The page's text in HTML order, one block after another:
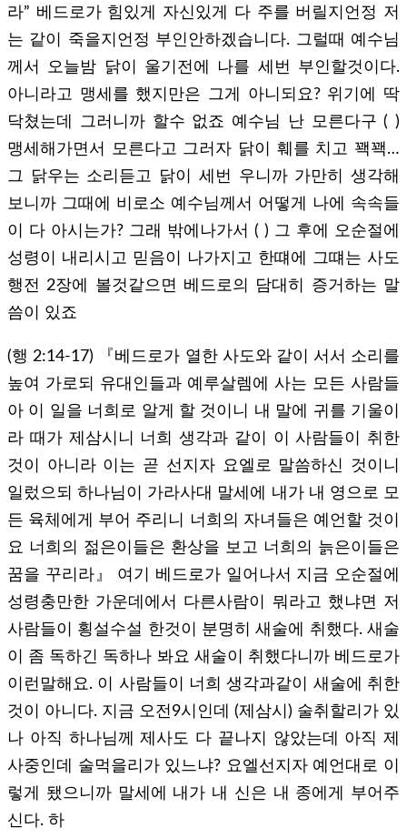
라” 베드로가 힘있게 자신있게 다 주를 버릴지언정 저
는 같이 죽을지언정 부인안하겠습니다. 그럴때 예수님
께서 오늘밤 닭이 울기전에 나를 세번 부인할것이다.
아니라고 맹세를 했지만은 그게 아니되요? 위기에 딱
닥쳤는데 그러니까 할수 없죠 예수님 난 모른다구 ( )
맹세해가면서 모른다고 그러자 닭이 훼를 치고 꽥꽥…
그 닭우는 소리듣고 닭이 세번 우니까 가만히 생각해
보니까 그때에 비로소 예수님께서 어떻게 나에 속속들
이 다 아시는가? 그래 밖에나가서 ( ) 그 후에 오순절에
성령이 내리시고 믿음이 나가지고 한떄에 그떄는 사도
행전 2장에 볼것같으면 베드로의 담대히 증거하는 말
씀이 있죠
(행 2:14-17) 『베드로가 열한 사도와 같이 서서 소리를
높여 가로되 유대인들과 예루살렘에 사는 모든 사람들
아 이 일을 너희로 알게 할 것이니 내 말에 귀를 기울이
라 때가 제삼시니 너희 생각과 같이 이 사람들이 취한
것이 아니라 이는 곧 선지자 요엘로 말씀하신 것이니
일렀으되 하나님이 가라사대 말세에 내가 내 영으로 모
든 육체에게 부어 주리니 너희의 자녀들은 예언할 것이
요 너희의 젊은이들은 환상을 보고 너희의 늙은이들은
꿈을 꾸리라』 여기 베드로가 일어나서 지금 오순절에
성령충만한 가운데에서 다른사람이 뭐라고 했냐면 저
사람들이 횡설수설 한것이 분명히 새술에 취했다. 새술
이 좀 독하긴 독하나 봐요 새술이 취했다니까 베드로가
이런말해요. 이 사람들이 너희 생각과같이 새술에 취한
것이 아니다. 지금 오전9시인데 (제삼시) 술취할리가 있
나 아직 하나님께 제사도 다 끝나지 않았는데 아직 제
사중인데 술먹을리가 있느냐? 요엘선지자 예언대로 이
렇게 됐으니까 말세에 내가 내 신은 내 종에게 부어주
신다. 하